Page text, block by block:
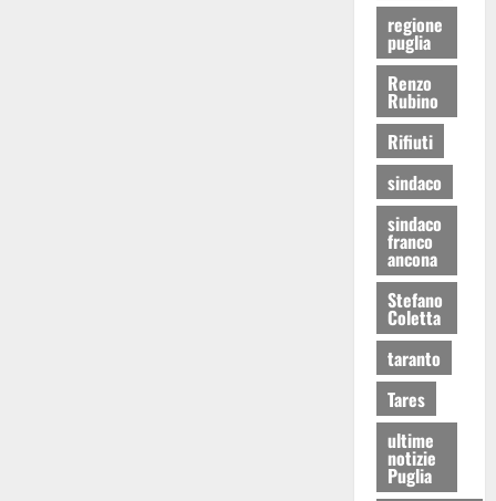
regione
puglia
Renzo
Rubino
Rifiuti
sindaco
sindaco
franco
ancona
Stefano
Coletta
taranto
Tares
ultime
notizie
Puglia